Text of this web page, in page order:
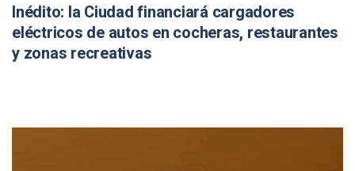
Inédito: la Ciudad financiará cargadores
eléctricos de autos en cocheras, restaurantes
y zonas recreativas